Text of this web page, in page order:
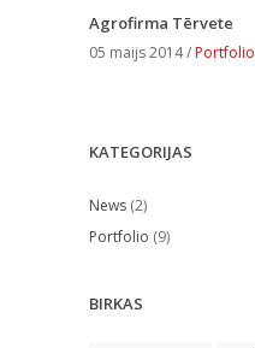
Agrofirma Tērvete
05 maijs 2014 / Portfolio
KATEGORIJAS
News (2)
Portfolio (9)
BIRKAS